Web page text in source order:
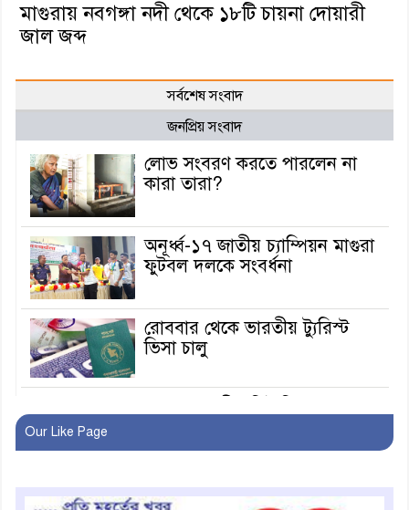
মাগুরায় নবগঙ্গা নদী থেকে ১৮টি চায়না দোয়ারী
জাল জব্দ
সর্বশেষ সংবাদ
জনপ্রিয় সংবাদ
লোভ সংবরণ করতে পারলেন না
কারা তারা?
অনূর্ধ্ব-১৭ জাতীয় চ্যাম্পিয়ন মাগুরা
ফুটবল দলকে সংবর্ধনা
রোববার থেকে ভারতীয় ট্যুরিস্ট
ভিসা চালু
অবহিতকরণ
মাগুরায় আ’লীগের প্রতিষ্ঠাবার্ষিকীর
Our Like Page